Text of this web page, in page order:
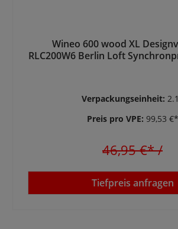
Wineo 600 wood XL
RLC200W6 Berlin Loft
Verpackungseinheit:
Preis pro VPE: 99,53 €*
46,95 €*/
Tiefpreis anfragen